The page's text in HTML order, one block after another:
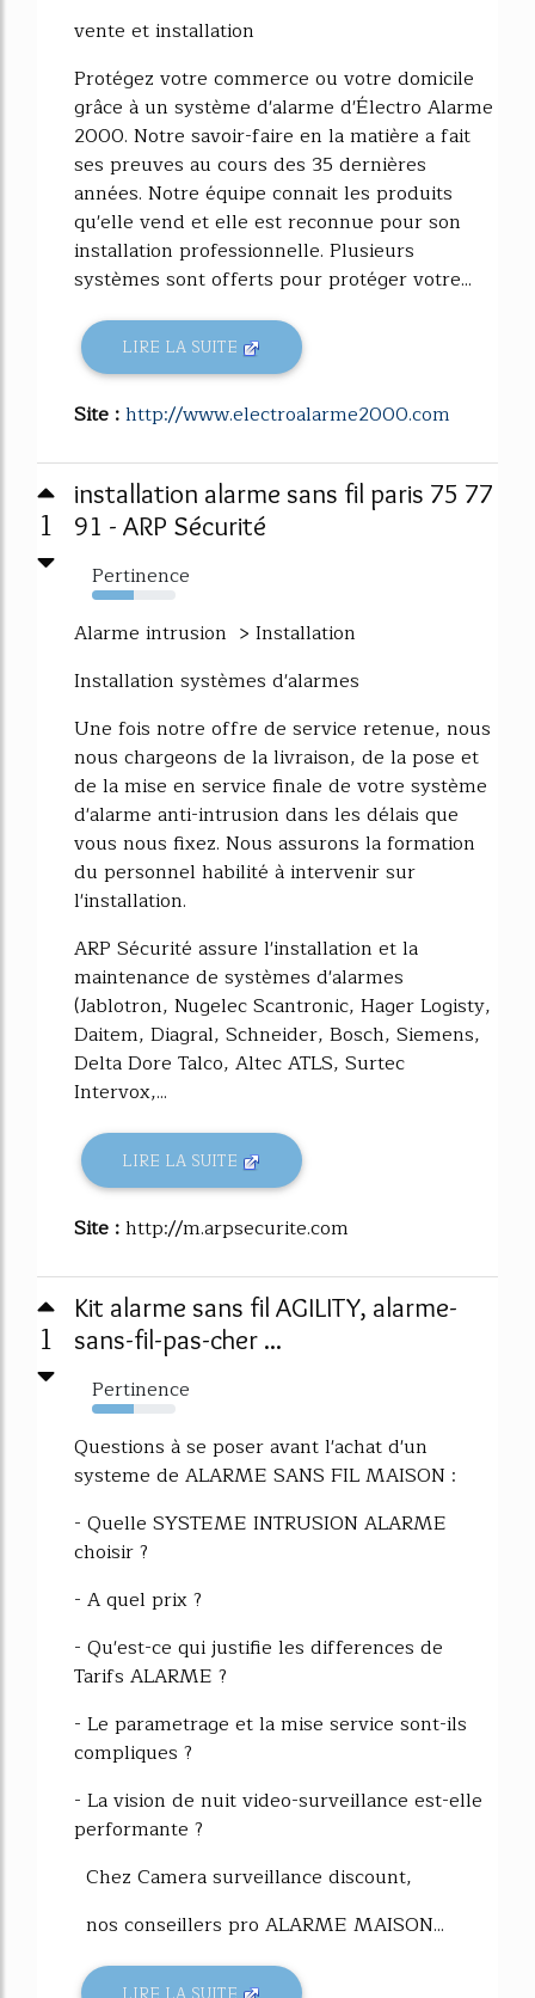
vente et installation
Protégez votre commerce ou votre domicile
grâce à un système d'alarme d'Électro Alarme
2000. Notre savoir-faire en la matière a fait
ses preuves au cours des 35 dernières
années. Notre équipe connait les produits
qu'elle vend et elle est reconnue pour son
installation professionnelle. Plusieurs
systèmes sont offerts pour protéger votre...
LIRE LA SUITE
Site :http://www.electroalarme2000.com
1
installation alarme sans fil paris 75 77
91 - ARP Sécurité
Pertinence
50%
Alarme intrusion > Installation
Installation systèmes d'alarmes
Une fois notre offre de service retenue, nous
nous chargeons de la livraison, de la pose et
de la mise en service finale de votre système
d'alarme anti-intrusion dans les délais que
vous nous fixez. Nous assurons la formation
du personnel habilité à intervenir sur
l'installation.
ARP Sécurité assure l'installation et la
maintenance de systèmes d'alarmes
(Jablotron, Nugelec Scantronic, Hager Logisty,
Daitem, Diagral, Schneider, Bosch, Siemens,
Delta Dore Talco, Altec ATLS, Surtec
Intervox,...
LIRE LA SUITE
Site :http://m.arpsecurite.com
1
Kit alarme sans fil AGILITY, alarme-
sans-fil-pas-cher ...
Pertinence
50%
Questions à se poser avant l'achat d'un
systeme de ALARME SANS FIL MAISON :
- Quelle SYSTEME INTRUSION ALARME
choisir ?
- A quel prix ?
- Qu'est-ce qui justifie les differences de
Tarifs ALARME ?
- Le parametrage et la mise service sont-ils
compliques ?
- La vision de nuit video-surveillance est-elle
performante ?
Chez Camera surveillance discount,
nos conseillers pro ALARME MAISON...